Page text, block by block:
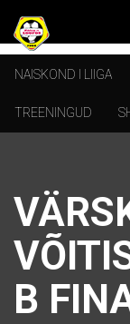
NAISKOND I LIIGA
TREENINGUD
B